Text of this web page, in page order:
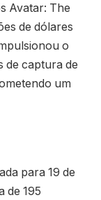
Avatar: The
de dólares
o
de captura de
um
para 19 de
de 195